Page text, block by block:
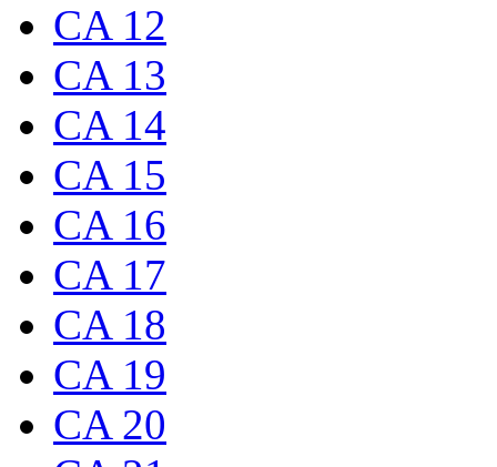
CA 12
CA 13
CA 14
CA 15
CA 16
CA 17
CA 18
CA 19
CA 20